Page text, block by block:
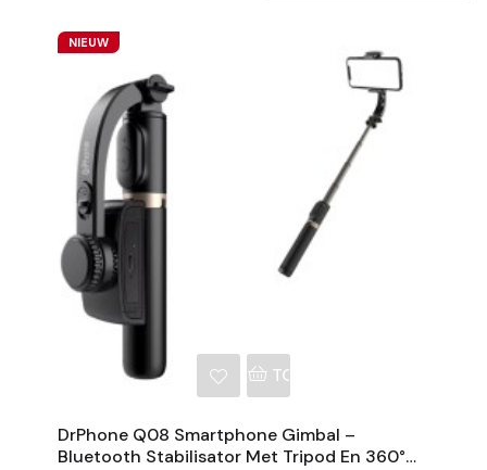
NIEUW
TOEVOEGEN AAN
DrPhone Q08 Smartphone Gimbal –
Bluetooth Stabilisator Met Tripod En 360°